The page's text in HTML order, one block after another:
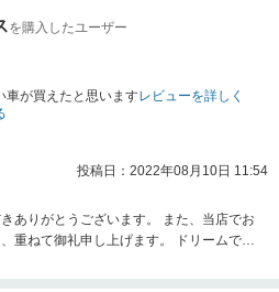
を購入したユーザー
車が買えたと思いますレビューを詳しく
投稿日：2022年08月10日 11:54
ありがとうございます。 また、当店でお
重ねて御礼申し上げます。 ドリームでは
待以上の、質の高いサービスをお届けで